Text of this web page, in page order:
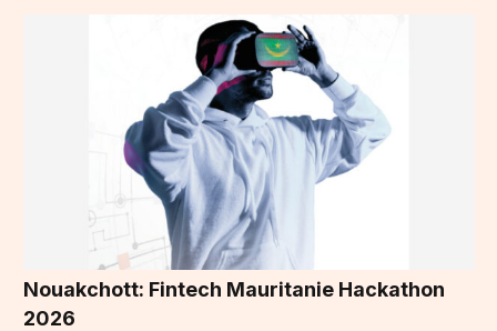
Nouakchott: Fintech Mauritanie Hackathon
2026